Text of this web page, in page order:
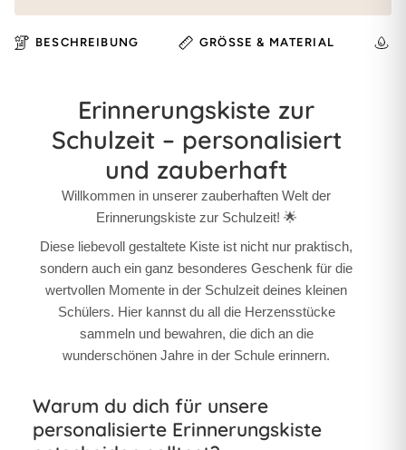
BESCHREIBUNG GRÖSSE & MATERIAL
Erinnerungskiste zur
Schulzeit – personalisiert
und zauberhaft
Willkommen in unserer zauberhaften Welt der
Erinnerungskiste zur Schulzeit! 🌟
Diese liebevoll gestaltete Kiste ist nicht nur praktisch,
sondern auch ein ganz besonderes Geschenk für die
wertvollen Momente in der Schulzeit deines kleinen
Schülers. Hier kannst du all die Herzensstücke
sammeln und bewahren, die dich an die
wunderschönen Jahre in der Schule erinnern.
Warum du dich für unsere
personalisierte Erinnerungskiste